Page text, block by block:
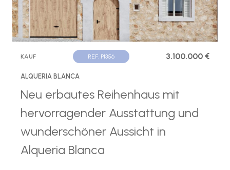
KAUF REF. P1356 3.100.000 €
ALQUERIA BLANCA
Neu erbautes Reihenhaus mit
hervorragender Ausstattung und
wunderschöner Aussicht in
Alqueria Blanca